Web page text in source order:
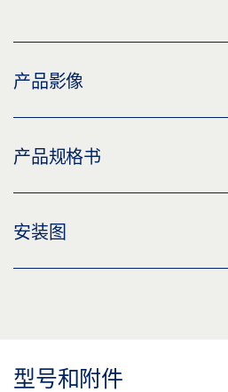
产品影像
磁吸压板
标签义务: © GEZE GmbH
产品规格书
安装图
型号和附件